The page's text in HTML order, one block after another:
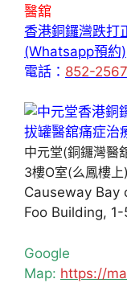
醫舘
香港銅鑼灣跌打
(Whatsapp預約)
電話： 852-
中元堂(銅鑼灣醫
3樓O室(么鳳樓上)
Causeway Bay
Foo Building,
Google
Map: https://